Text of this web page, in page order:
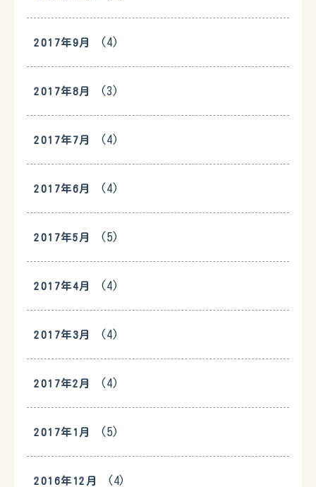
2017年9月 (4)
2017年8月 (3)
2017年7月 (4)
2017年6月 (4)
2017年5月 (5)
2017年4月 (4)
2017年3月 (4)
2017年2月 (4)
2017年1月 (5)
2016年12月 (4)